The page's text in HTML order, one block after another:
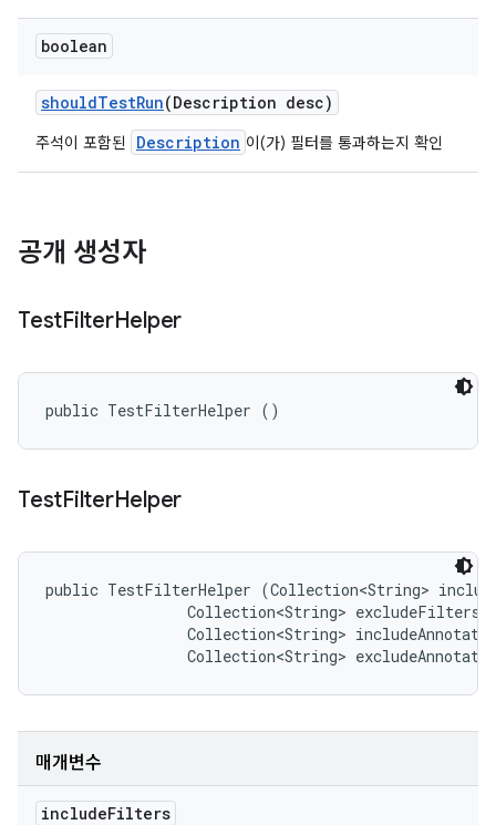
boolean
shouldTestRun(Description desc)
주석이 포함된 Description 이(가) 필터를 통과하는지 확인
공개 생성자
TestFilterHelper
public TestFilterHelper ()
TestFilterHelper
public TestFilterHelper (Collection<String>
Collection<String>
Collection<String>
Collection<String>
매개변수
includeFilters